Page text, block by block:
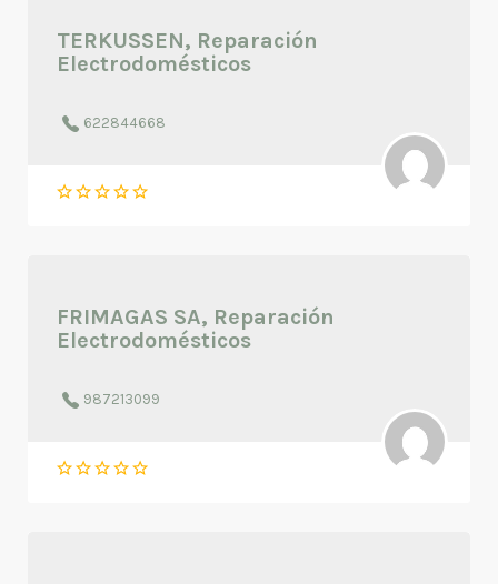
TERKUSSEN, Reparación
Electrodomésticos
622844668
FRIMAGAS SA, Reparación
Electrodomésticos
987213099